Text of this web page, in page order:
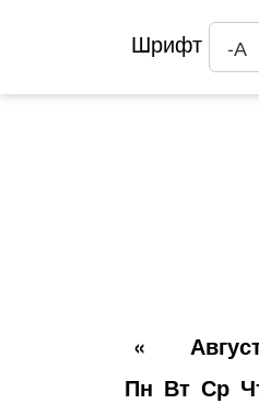
Шрифт -А
«
Пн Вт Ср